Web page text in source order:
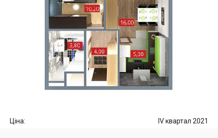
Ціна: IV квартал 2021